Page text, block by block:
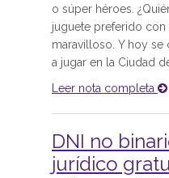
o súper héroes.
juguete preferido con
maravilloso. Y hoy
a jugar en la Ciudad
Leer nota completa
DNI no
jurídico